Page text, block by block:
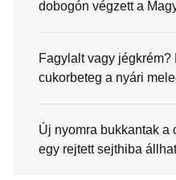
dobogón végzett a
Fagylalt vagy jégkrém?
cukorbeteg a nyári
Új nyomra bukkantak a
egy rejtett sejthiba